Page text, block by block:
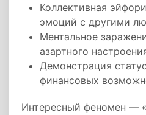
Коллективная
эмоций с другими
Ментальное
азартного
Демонстрация
финансовых
Интересный феномен —